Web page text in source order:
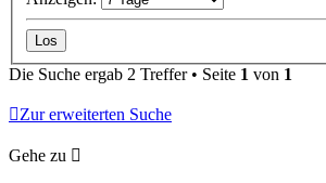
Die Suche ergab 2 Treffer • Seite 1 von 1
Zur erweiterten Suche
Gehe zu